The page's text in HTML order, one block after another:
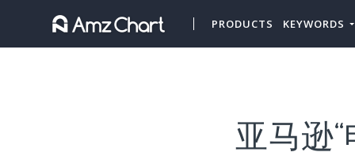
PRODUCTS KEYWORDS
亚马逊